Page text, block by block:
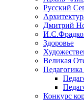
Русский
Дмитрий
Здоровье
Великая
Конкурс